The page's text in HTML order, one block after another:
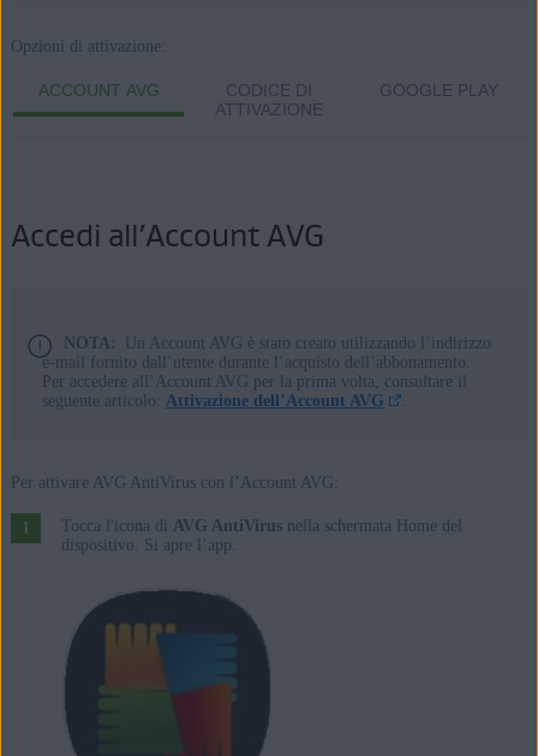
Opzioni di attivazione:
ACCOUNT AVG
CODICE DI
ATTIVAZIONE
GOOGLE PLAY
Accedi all’Account AVG
NOTA:
Un Account AVG è stato creato utilizzando l’indirizzo
e-mail fornito dall’utente durante l’acquisto dell’abbonamento.
Per accedere all’Account AVG per la prima volta, consultare il
seguente articolo: Attivazione dell’Account AVG .
Per attivare AVG AntiVirus con l’Account AVG:
Tocca l'icona di AVG AntiVirusnella schermata Home del
dispositivo. Si apre l’app.